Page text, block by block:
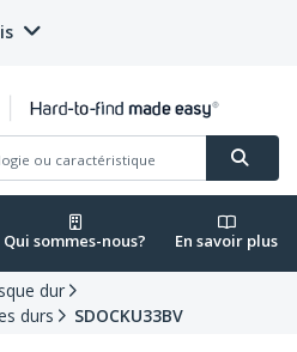
Qui sommes-nous? En savoir plus
dur
durs
SDOCKU33BV